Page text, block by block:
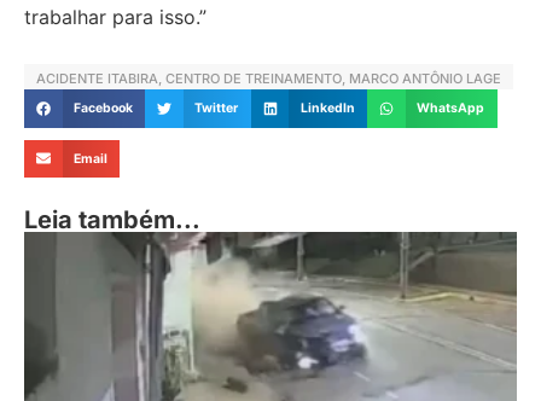
trabalhar para isso.”
ACIDENTE ITABIRA, CENTRO DE TREINAMENTO, MARCO ANTÔNIO LAGE
Facebook Twitter LinkedIn WhatsApp
Email
Leia também...